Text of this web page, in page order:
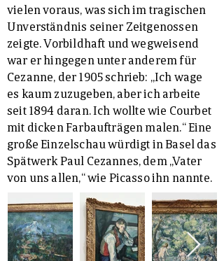
vielen voraus, was sich im tragischen
Unverständnis seiner Zeitgenossen
zeigte. Vorbildhaft und wegweisend
war er hingegen unter anderem für
Cezanne, der 1905 schrieb: „Ich wage
es kaum zuzugeben, aber ich arbeite
seit 1894 daran. Ich wollte wie Courbet
mit dicken Farbaufträgen malen.“ Eine
große Einzelschau würdigt in Basel das
Spätwerk Paul Cezannes, dem „Vater
von uns allen,“ wie Picasso ihn nannte.